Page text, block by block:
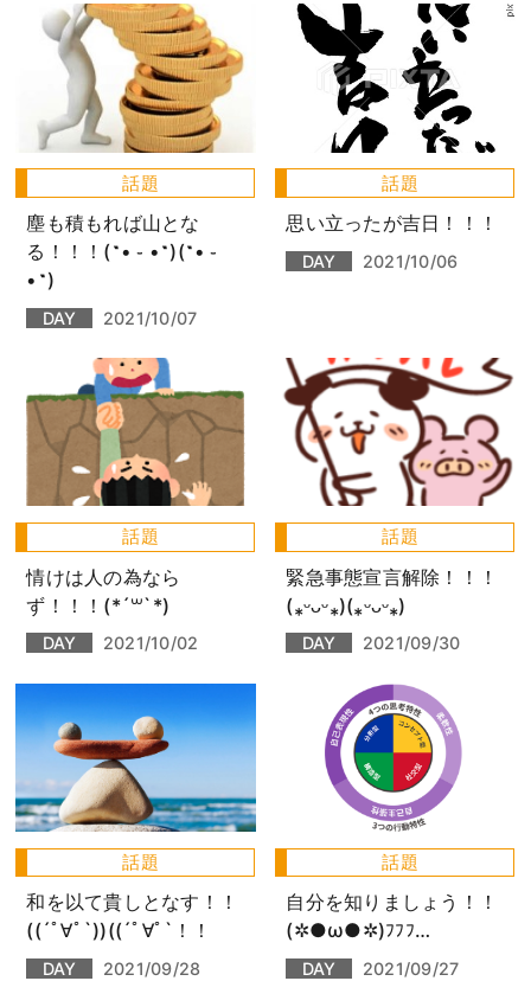
話題
塵も積もれば山とな
る！！！(˶• ֊ •˶)(˶• ֊
•˶)
DAY 2021/10/07
話題
思い立ったが吉日！！！
DAY 2021/10/06
話題
情けは人の為なら
ず！！！(*´꒳`*)
DAY 2021/10/02
話題
緊急事態宣言解除！！！
(⁎ᵕᴗᵕ⁎)(⁎ᵕᴗᵕ⁎)
DAY 2021/09/30
話題
和を以て貴しとなす！！
((´ﾟ∀ﾟ`))((´ﾟ∀ﾟ`！！
DAY 2021/09/28
話題
自分を知りましょう！！
(✲●ω●✲)ﾌﾌﾌ…
DAY 2021/09/27